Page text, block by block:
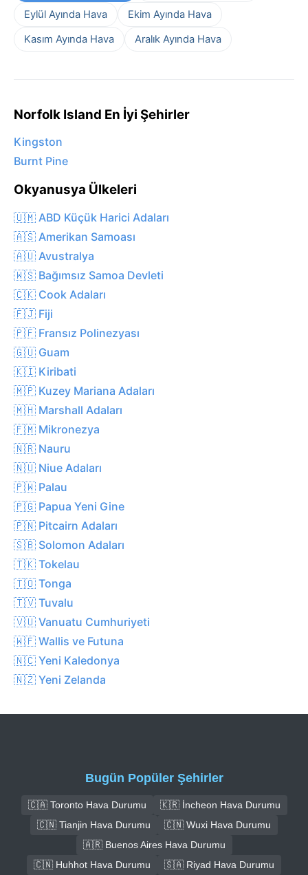
Eylül Ayında Hava
Ekim Ayında Hava
Kasım Ayında Hava
Aralık Ayında Hava
Norfolk Island En İyi Şehirler
Kingston
Burnt Pine
Okyanusya Ülkeleri
🇺🇲 ABD Küçük Harici Adaları
🇦🇸 Amerikan Samoası
🇦🇺 Avustralya
🇼🇸 Bağımsız Samoa Devleti
🇨🇰 Cook Adaları
🇫🇯 Fiji
🇵🇫 Fransız Polinezyası
🇬🇺 Guam
🇰🇮 Kiribati
🇲🇵 Kuzey Mariana Adaları
🇲🇭 Marshall Adaları
🇫🇲 Mikronezya
🇳🇷 Nauru
🇳🇺 Niue Adaları
🇵🇼 Palau
🇵🇬 Papua Yeni Gine
🇵🇳 Pitcairn Adaları
🇸🇧 Solomon Adaları
🇹🇰 Tokelau
🇹🇴 Tonga
🇹🇻 Tuvalu
🇻🇺 Vanuatu Cumhuriyeti
🇼🇫 Wallis ve Futuna
🇳🇨 Yeni Kaledonya
🇳🇿 Yeni Zelanda
Bugün Popüler Şehirler
🇨🇦 Toronto Hava Durumu
🇰🇷 İncheon Hava Durumu
🇨🇳 Tianjin Hava Durumu
🇨🇳 Wuxi Hava Durumu
🇦🇷 Buenos Aires Hava Durumu
🇨🇳 Huhhot Hava Durumu
🇸🇦 Riyad Hava Durumu